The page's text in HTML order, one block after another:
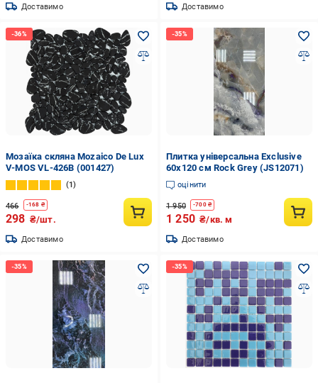
Доставимо Доставимо
Мозаїка скляна Mozaico De Lux
V-MOS VL-426B (001427)
1
466 -168 ₴
298 ₴/шт.
Доставимо
Плитка універсальна Exclusive
60x120 см Rock Grey (JS12071)
оцінити
1 950 -700₴
1 250 ₴/кв. м
Доставимо